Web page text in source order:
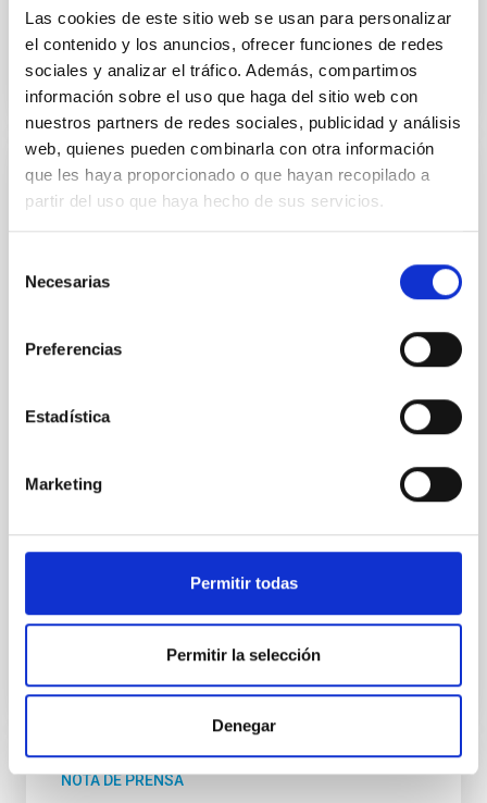
Las cookies de este sitio web se usan para personalizar
el contenido y los anuncios, ofrecer funciones de redes
sociales y analizar el tráfico. Además, compartimos
información sobre el uso que haga del sitio web con
nuestros partners de redes sociales, publicidad y análisis
web, quienes pueden combinarla con otra información
que les haya proporcionado o que hayan recopilado a
partir del uso que haya hecho de sus servicios.
Necesarias
Preferencias
Estadística
Marketing
Permitir todas
Permitir la selección
Denegar
Fecha de publicación 04/12/2025 - 12:48:01
NOTA DE PRENSA
educativas y divulgativas por el 11F
a la conmemoración del Día Internacional de las
papel de las mujeres en la astronomía y fomentar el
interés por la ciencia y la tecnología entre las nuevas
encuentra la Editatona 11F, organizada junto a
Wikimedia España. La iniciativa se articula en dos
Fecha de publicación 10/02/2026 - 10:38:17
NOTA DE PRENSA